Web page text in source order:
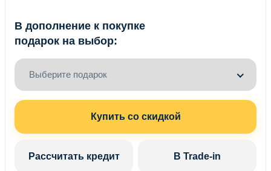
В дополнение к покупке
подарок на выбор:
Выберите подарок
Купить со скидкой
Рассчитать кредит В Trade-in